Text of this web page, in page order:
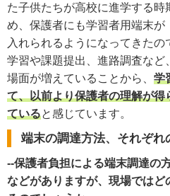
た子供たちが高校に進学する時
め、保護者にも学習者用端末が
入れられるようになってきた
学習や課題提出、進路調査など
場面が増えていることから、 学
て、以前より保護者の理解が
ていると感じています。
端末の調達方法、それぞれ
--保護者負担による端末調達の
などがありますが、現場では